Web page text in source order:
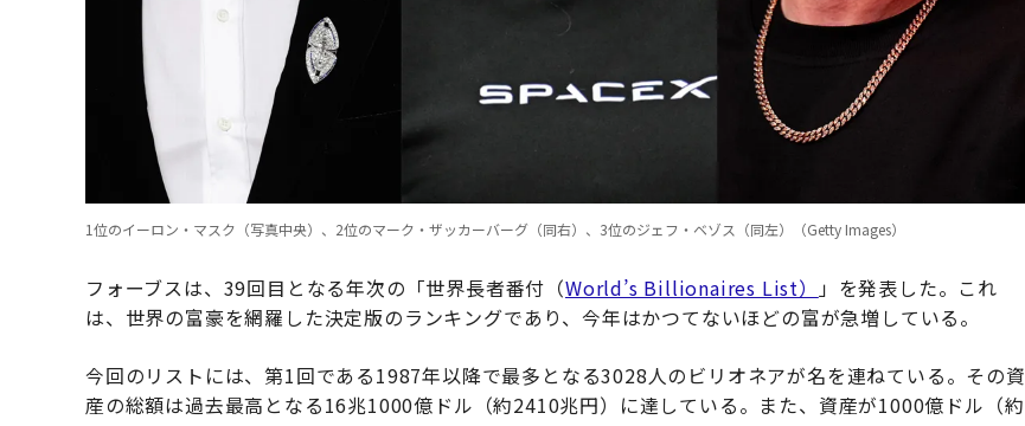
1位のイーロン・マスク（写真中央）、2位のマーク・ザッカーバーグ（同右）、3位のジェフ・ベゾス（同左）（Getty Images）
フォーブスは、39回目となる年次の「世界長者番付（World’s Billionaires List）
」を発表した。これ
は、世界の富豪を網羅した決定版のランキングであり、今年はかつてないほどの富が急増している。
今回のリストには、第1回である1987年以降で最多となる3028人のビリオネアが名を連ねている。その資
産の総額は過去最高となる16兆1000億ドル（約2410兆円）に達している。また、資産が1000億ドル（約